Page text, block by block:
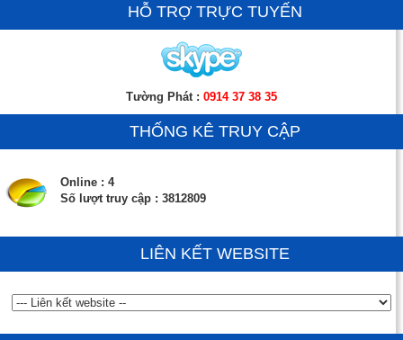
HỖ TRỢ TRỰC TUYẾN
Tường Phát : 0914 37 38 35
THỐNG KÊ TRUY CẬP
Online : 4
Số lượt truy cập : 3812809
LIÊN KẾT WEBSITE
Đào tạo, hướng dẫn vận hành, chuyển giao công nghệ
ĐÃ CÓ HÀNG MÀNG MBR MEMSTAR (SINGAPORE)